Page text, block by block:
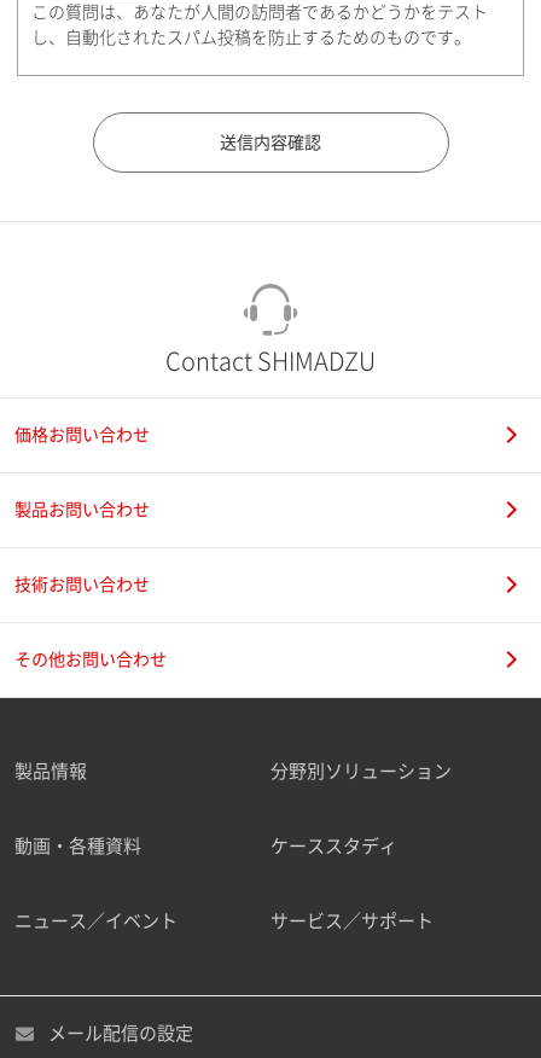
都道府県（勤務先）
ご勤務先
職種
この質問は、あなたが人間の訪問者であるかどうかをテスト
し、自動化されたスパム投稿を防止するためのものです。
Contact SHIMADZU
価格お問い合わせ
製品お問い合わせ
技術お問い合わせ
その他お問い合わせ
製品情報 分野別ソリューション
動画・各種資料 ケーススタディ
ニュース／イベント サービス／サポート
メール配信の設定